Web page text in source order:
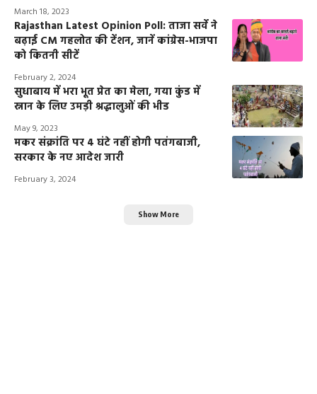
March 18, 2023
Rajasthan Latest Opinion Poll: ताजा सर्वे ने
बढ़ाई CM गहलोत की टेंशन, जानें कांग्रेस-भाजपा
को कितनी सीटें
February 2, 2024
सुधाबाय में भरा भूत प्रेत का मेला, गया कुंड में
स्नान के लिए उमड़ी श्रद्धालुओं की भीड
May 9, 2023
मकर संक्रांति पर 4 घंटे नहीं होगी पतंगबाजी,
सरकार के नए आदेश जारी
February 3, 2024
Show More